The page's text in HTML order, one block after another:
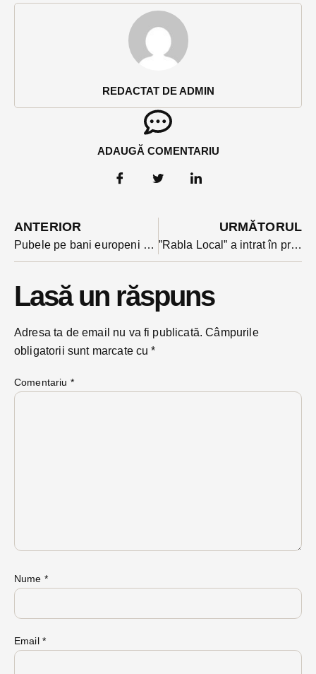
REDACTAT DE ADMIN
ADAUGĂ COMENTARIU
ANTERIOR
Pubele pe bani europeni pentru colectare selectivă în Bistrița-Năsăud. Finanțarea e pentru înlocuirea sacilor si a pubelelor deteriorate
URMĂTORUL
”Rabla Local” a intrat în prelungiri. În Bistrița-Năsăud au fost solicitari pentru 40% din tichete, sub cererea din alte județe. În 4 comune cererea a fost de 20%
Lasă un răspuns
Adresa ta de email nu va fi publicată. Câmpurile
obligatorii sunt marcate cu*
Comentariu *
Nume *
Email *